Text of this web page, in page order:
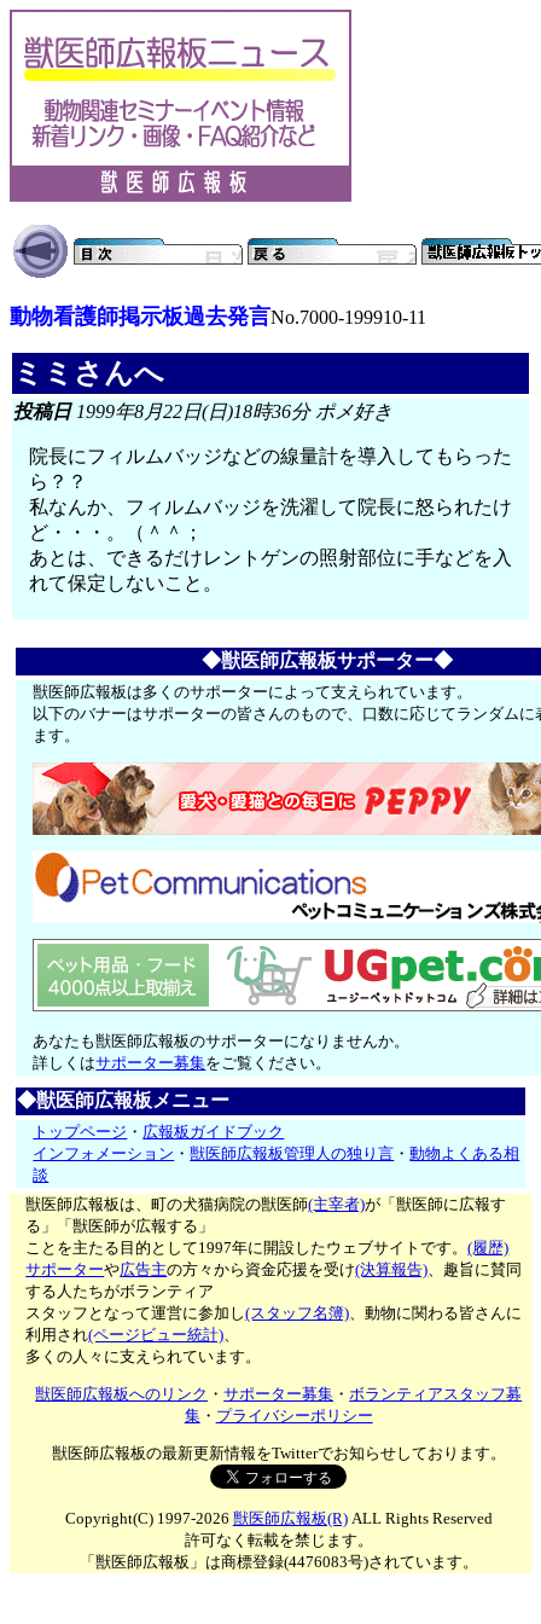
動物看護師掲示板過去発言No.7000-199910-11
ミミさんへ
投稿日1999年8月22日(日)18時36分 ポメ好き
院長にフィルムバッジなどの線量計を導入してもらった
ら？？
私なんか、フィルムバッジを洗濯して院長に怒られたけ
ど・・・。（＾＾；
あとは、できるだけレントゲンの照射部位に手などを入
れて保定しないこと。
◆獣医師広報板サポーター◆
獣医師広報板は多くのサポーターによって支えられています。
以下のバナーはサポーターの皆さんのもので、口数に応じてランダムに
ます。
あなたも獣医師広報板のサポーターになりませんか。
詳しくはサポーター募集をご覧ください。
◆獣医師広報板メニュー
トップページ ・ 広報板ガイドブック
インフォメーション ・獣医師広報板管理人の独り言 ・動物よくある相
談
獣医師広報板は、町の犬猫病院の獣医師(主宰者)が「獣医師に広報す
る」「獣医師が広報する」
ことを主たる目的として1997年に開設したウェブサイトです。(履歴)
サポーターや広告主の方々から資金応援を受け(決算報告)、趣旨に賛同
する人たちがボランティア
スタッフとなって運営に参加し(スタッフ名簿)、動物に関わる皆さんに
利用され(ページビュー統計)、
多くの人々に支えられています。
獣医師広報板へのリンク ・サポーター募集 ・ボランティアスタッフ募
集・ プライバシーポリシー
獣医師広報板の最新更新情報をTwitterでお知らせしております。
Copyright(C) 1997-2026 獣医師広報板(R)ALL Rights Reserved
許可なく転載を禁じます。
「獣医師広報板」は商標登録(4476083号)されています。